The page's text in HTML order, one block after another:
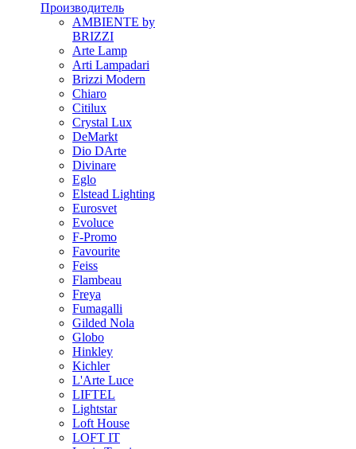
Производитель
AMBIENTE by
BRIZZI
Arte Lamp
Arti Lampadari
Brizzi Modern
Chiaro
Citilux
Crystal Lux
DeMarkt
Dio DArte
Divinare
Eglo
Elstead Lighting
Eurosvet
Evoluce
F-Promo
Favourite
Feiss
Flambeau
Freya
Fumagalli
Gilded Nola
Globo
Hinkley
Kichler
L'Arte Luce
LIFTEL
Lightstar
Loft House
LOFT IT